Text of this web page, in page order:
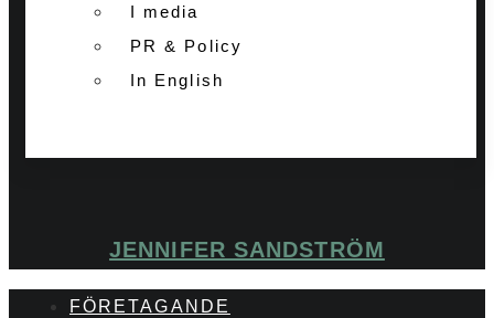
I media
PR & Policy
In English
JENNIFER SANDSTRÖM
FÖRETAGANDE